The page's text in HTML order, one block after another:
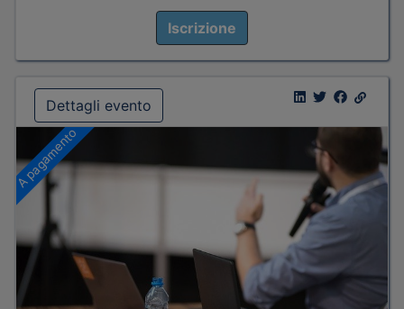
Iscrizione
Dettagli evento
A pagamento